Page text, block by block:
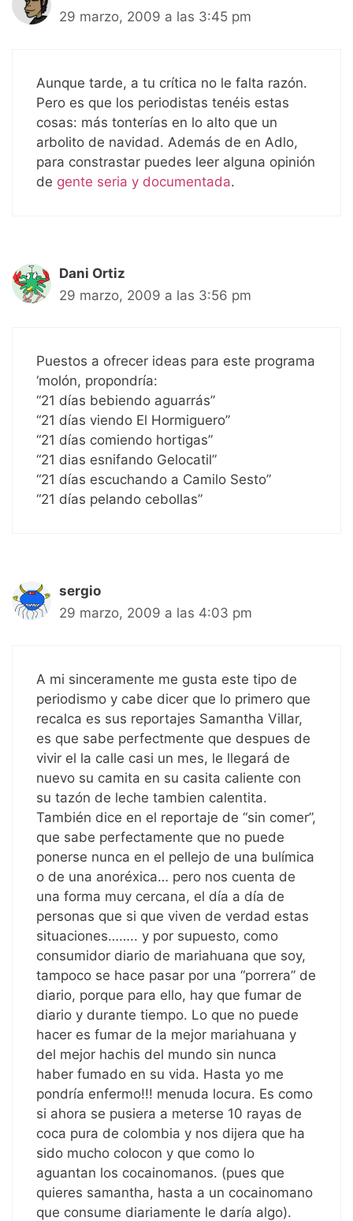
29 marzo, 2009 a las 3:45 pm
Aunque tarde, a tu crítica no le falta razón.
Pero es que los periodistas tenéis estas
cosas: más tonterías en lo alto que un
arbolito de navidad. Además de en Adlo,
para constrastar puedes leer alguna opinión
de gente seria y documentada.
Dani Ortiz
29 marzo, 2009 a las 3:56 pm
Puestos a ofrecer ideas para este programa
‘molón, propondría:
“21 días bebiendo aguarrás”
“21 días viendo El Hormiguero”
“21 días comiendo hortigas”
“21 dias esnifando Gelocatil”
“21 días escuchando a Camilo Sesto”
“21 días pelando cebollas”
sergio
29 marzo, 2009 a las 4:03 pm
A mi sinceramente me gusta este tipo de
periodismo y cabe dicer que lo primero que
recalca es sus reportajes Samantha Villar,
es que sabe perfectmente que despues de
vivir el la calle casi un mes, le llegará de
nuevo su camita en su casita caliente con
su tazón de leche tambien calentita.
También dice en el reportaje de “sin comer”,
que sabe perfectamente que no puede
ponerse nunca en el pellejo de una bulímica
o de una anoréxica… pero nos cuenta de
una forma muy cercana, el día a día de
personas que si que viven de verdad estas
situaciones…….. y por supuesto, como
consumidor diario de mariahuana que soy,
tampoco se hace pasar por una “porrera” de
diario, porque para ello, hay que fumar de
diario y durante tiempo. Lo que no puede
hacer es fumar de la mejor mariahuana y
del mejor hachis del mundo sin nunca
haber fumado en su vida. Hasta yo me
pondría enfermo!!! menuda locura. Es como
si ahora se pusiera a meterse 10 rayas de
coca pura de colombia y nos dijera que ha
sido mucho colocon y que como lo
aguantan los cocainomanos. (pues que
quieres samantha, hasta a un cocainomano
que consume diariamente le daría algo).